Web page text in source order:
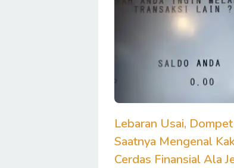
Lebaran Usai, Dompet
Saatnya Mengenal
Cerdas Finansial Ala